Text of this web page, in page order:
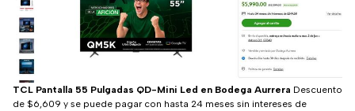
TCL Pantalla 55 Pulgadas QD-Mini Led en Bodega Aurrera Descuento
de $6,609 y se puede pagar con hasta 24 meses sin intereses de